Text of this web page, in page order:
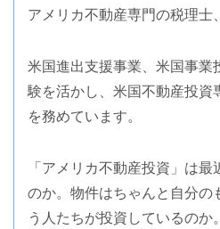
アメリカ不動産専門の税理士
米国進出支援事業、米国事業
験を活かし、米国不動産投資
を務めています。
「アメリカ不動産投資」は
のか。物件はちゃんと自分の
う人たちが投資しているのか